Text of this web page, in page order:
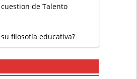
de Talento
su filosofía educativa?